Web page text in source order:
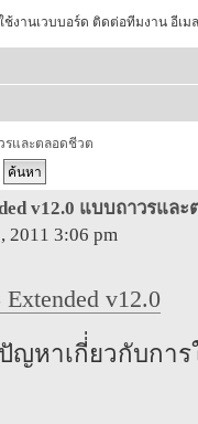
งานเวบบอร์ด ติดต่อทีมงาน อีเม
วรและตลอดชีวต
v12.0 แบบถาวรแล
2011 3:06 pm
v12.0
ญหาเกี่่ยวกับกา